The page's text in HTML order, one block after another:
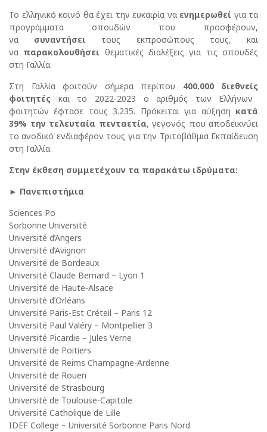
Το ελληνικό κοινό θα έχει την ευκαιρία να ενημερωθεί για τα
προγράμματα σπουδών που προσφέρουν,
να συναντήσει τους εκπροσώπους τους, και
να παρακολουθήσει θεματικές διαλέξεις για τις σπουδές
στη Γαλλία.
Στη Γαλλία φοιτούν σήμερα περίπου 400.000 διεθνείς
φοιτητές και το 2022-2023 ο αριθμός των Ελλήνων
φοιτητών έφτασε τους 3.235. Πρόκειται για αύξηση κατά
39% την τελευταία πενταετία, γεγονός που αποδεικνύει
το ανοδικό ενδιαφέρον τους για την Τριτοβάθμια Εκπαίδευση
στη Γαλλία.
Στην έκθεση συμμετέχουν τα παρακάτω ιδρύματα:
► Πανεπιστήμια
Sciences Po
Sorbonne Université
Université d’Angers
Université d’Avignon
Université de Bordeaux
Université Claude Bernard – Lyon 1
Université de Haute-Alsace
Université d’Orléans
Université Paris-Est Créteil – Paris 12
Université Paul Valéry – Montpellier 3
Université Picardie – Jules Verne
Université de Poitiers
Université de Reims Champagne-Ardenne
Université de Rouen
Université de Strasbourg
Université de Toulouse-Capitole
Université Catholique de Lille
IDEF College – Université Sorbonne Paris Nord